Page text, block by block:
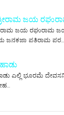
ಜಯ
ಜಯ ರಘುರಾಮ
ಪತಿರಾಮ ಪರ…
ಎಲ್ಲಿ ಭೂರಮೆ